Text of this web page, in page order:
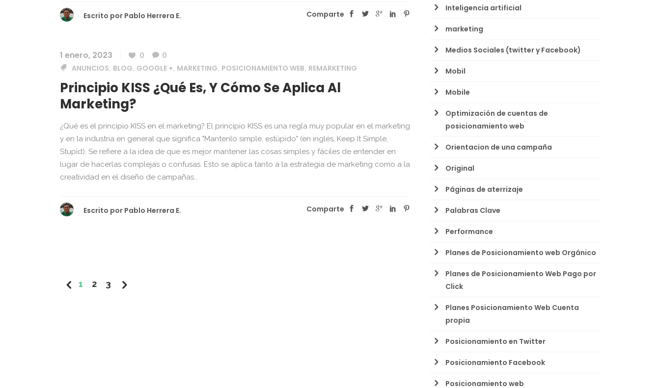
Escrito por Pablo Herrera E. Comparte
1 enero, 2023 0
0
ANUNCIOS, BLOG, GOOGLE +, MARKETING, POSICIONAMIENTO WEB, REMARKETING
Principio KISS ¿Qué Es, Y Cómo Se Aplica Al
Marketing?
¿Qué es el principio KISS en el marketing? El principio KISS es una regla muy popular en el marketing
y en la industria en general que significa "Mantenlo simple, estúpido" (en inglés, Keep It Simple,
Stupid). Se refiere a la idea de que es mejor mantener las cosas simples y fáciles de entender en
lugar de hacerlas complejas o confusas. Esto se aplica tanto a la estrategia de marketing como a la
creatividad en el diseño de campañas...
Escrito por Pablo Herrera E. Comparte
1 2 3
Inteligencia artificial
marketing
Medios Sociales (twitter y Facebook)
Mobil
Mobile
Optimización de cuentas de
posicionamiento web
Orientacion de una campaña
Original
Páginas de aterrizaje
Palabras Clave
Performance
Planes de Posicionamiento web Orgánico
Planes de Posicionamiento Web Pago por
Click
Planes Posicionamiento Web Cuenta
propia
Posicionamiento en Twitter
Posicionamiento Facebook
Posicionamiento web